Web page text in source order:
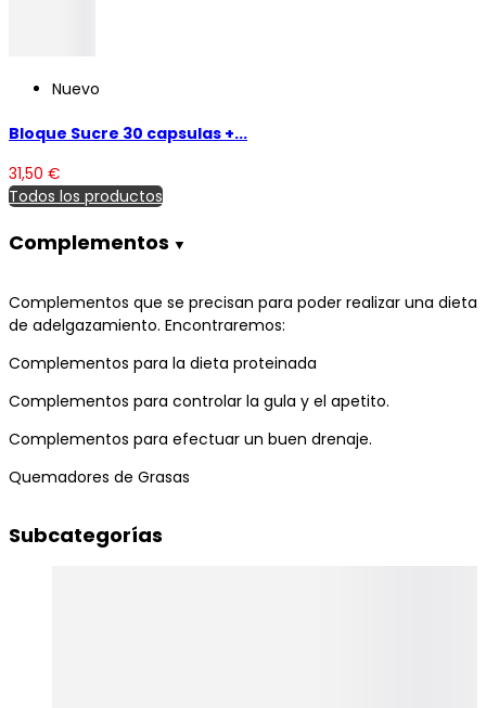
Nuevo
Bloque Sucre 30 capsulas +...
31,50 €
Todos los productos
Complementos
Complementos que se precisan para poder realizar una dieta
de adelgazamiento. Encontraremos:
Complementos para la dieta proteinada
Complementos para controlar la gula y el apetito.
Complementos para efectuar un buen drenaje.
Quemadores de Grasas
Subcategorías